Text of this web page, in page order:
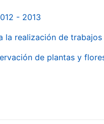
- 2013
la realización de
de plantas y